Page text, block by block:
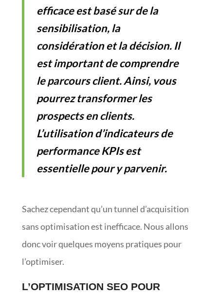
efficace est basé sur de la
sensibilisation, la
considération et la décision. Il
est important de comprendre
le parcours client. Ainsi, vous
pourrez transformer les
prospects en clients.
L’utilisation d’indicateurs de
performance KPIs est
essentielle pour y parvenir.
Sachez cependant qu’un tunnel d’acquisition
sans optimisation est inefficace. Nous allons
donc voir quelques moyens pratiques pour
l’optimiser.
L’OPTIMISATION SEO POUR